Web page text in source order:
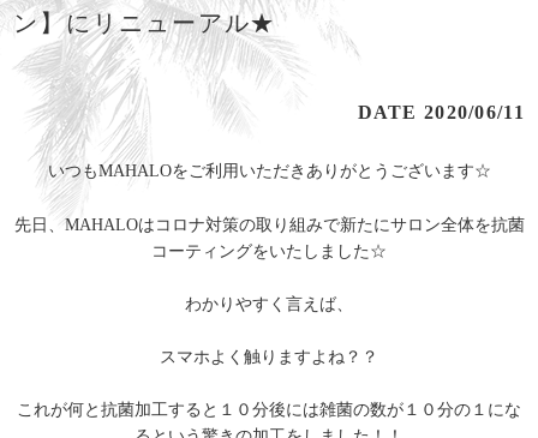
ン】にリニューアル★
DATE 2020/06/11
いつもMAHALOをご利用いただきありがとうございます☆
先日、MAHALOはコロナ対策の取り組みで新たにサロン全体を抗菌
コーティングをいたしました☆
わかりやすく言えば、
スマホよく触りますよね？？
これが何と抗菌加工すると１０分後には雑菌の数が１０分の１にな